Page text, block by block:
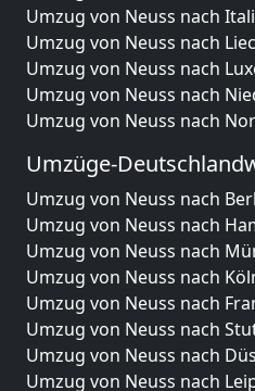
Umzug von Neuss nach
Umzug von Neuss nach
Umzug von Neuss nach
Umzug von Neuss nach
Umzug von Neuss nach
Umzüge-
Umzug von Neuss nach
Umzug von Neuss nach
Umzug von Neuss nach
Umzug von Neuss nach
Umzug von Neuss nach
Umzug von Neuss nach
Umzug von Neuss nach
Umzug von Neuss nach